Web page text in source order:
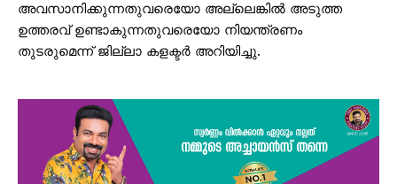
അവസാനിക്കുന്നതുവരെയോ അല്ലെങ്കിൽ അടുത്ത
ഉത്തരവ് ഉണ്ടാകുന്നതുവരെയോ നിയന്ത്രണം
തുടരുമെന്ന് ജില്ലാ കളക്ടർ അറിയിച്ചു.